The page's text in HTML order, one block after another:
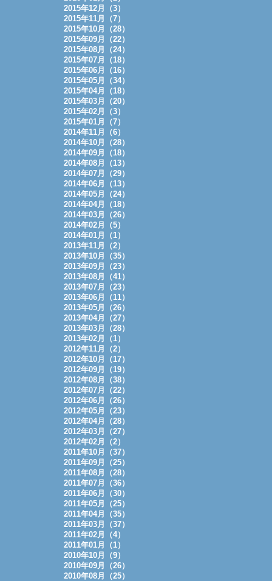
2015年12月（3）
2015年11月（7）
2015年10月（28）
2015年09月（22）
2015年08月（24）
2015年07月（18）
2015年06月（16）
2015年05月（34）
2015年04月（18）
2015年03月（20）
2015年02月（3）
2015年01月（7）
2014年11月（6）
2014年10月（28）
2014年09月（18）
2014年08月（13）
2014年07月（29）
2014年06月（13）
2014年05月（24）
2014年04月（18）
2014年03月（26）
2014年02月（5）
2014年01月（1）
2013年11月（2）
2013年10月（35）
2013年09月（23）
2013年08月（41）
2013年07月（23）
2013年06月（11）
2013年05月（26）
2013年04月（27）
2013年03月（28）
2013年02月（1）
2012年11月（2）
2012年10月（17）
2012年09月（19）
2012年08月（38）
2012年07月（22）
2012年06月（26）
2012年05月（23）
2012年04月（28）
2012年03月（27）
2012年02月（2）
2011年10月（37）
2011年09月（25）
2011年08月（28）
2011年07月（36）
2011年06月（30）
2011年05月（25）
2011年04月（35）
2011年03月（37）
2011年02月（4）
2011年01月（1）
2010年10月（9）
2010年09月（26）
2010年08月（25）